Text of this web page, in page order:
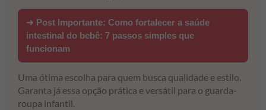
➜ Post Importante: Como fortalecer a saúde
intestinal do bebê: 7 passos simples que
funcionam
Uma ótima escolha para quem busca qualidade e estilo.
Garanta já essa opção prática e versátil para o guarda-
roupa infantil.